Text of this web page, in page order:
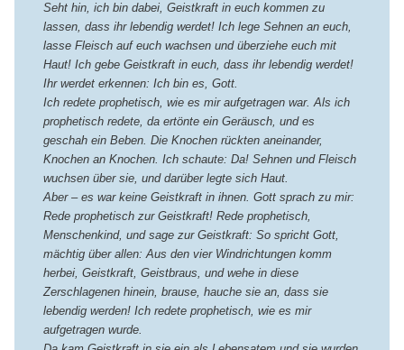
Seht hin, ich bin dabei, Geistkraft in euch kommen zu
lassen, dass ihr lebendig werdet! Ich lege Sehnen an euch,
lasse Fleisch auf euch wachsen und überziehe euch mit
Haut! Ich gebe Geistkraft in euch, dass ihr lebendig werdet!
Ihr werdet erkennen: Ich bin es, Gott.
Ich redete prophetisch, wie es mir aufgetragen war. Als ich
prophetisch redete, da ertönte ein Geräusch, und es
geschah ein Beben. Die Knochen rückten aneinander,
Knochen an Knochen. Ich schaute: Da! Sehnen und Fleisch
wuchsen über sie, und darüber legte sich Haut.
Aber – es war keine Geistkraft in ihnen. Gott sprach zu mir:
Rede prophetisch zur Geistkraft! Rede prophetisch,
Menschenkind, und sage zur Geistkraft: So spricht Gott,
mächtig über allen: Aus den vier Windrichtungen komm
herbei, Geistkraft, Geistbraus, und wehe in diese
Zerschlagenen hinein, brause, hauche sie an, dass sie
lebendig werden! Ich redete prophetisch, wie es mir
aufgetragen wurde.